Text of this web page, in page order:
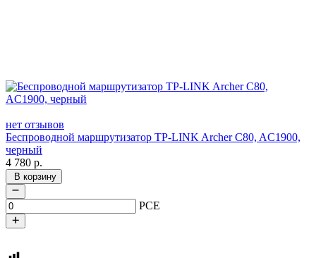
нет отзывов
Беспроводной маршрутизатор TP-LINK Archer C80, AC1900,
черный
4 780 р.
В корзину
PCE